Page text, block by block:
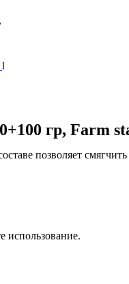
гр, Farm
позволяет
использование.